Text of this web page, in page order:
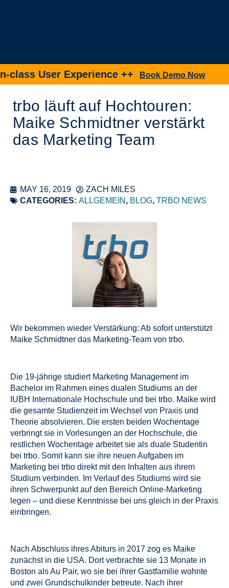
User Experience ++ Book Demo Now
trbo läuft auf Hochtouren:
Maike Schmidtner verstärkt
das Marketing Team
MAY 16, 2019
ZACH MILES
CATEGORIES: ALLGEMEIN , BLOG, TRBO NEWS
Wir bekommen wieder Verstärkung: Ab sofort unterstützt
Maike Schmidtner das Marketing-Team von trbo.
Die 19-jährige studiert Marketing Management im
Bachelor im Rahmen eines dualen Studiums an der
IUBH Internationale Hochschule und bei trbo. Maike wird
die gesamte Studienzeit im Wechsel von Praxis und
Theorie absolvieren. Die ersten beiden Wochentage
verbringt sie in Vorlesungen an der Hochschule, die
restlichen Wochentage arbeitet sie als duale Studentin
bei trbo. Somit kann sie ihre neuen Aufgaben im
Marketing bei trbo direkt mit den Inhalten aus ihrem
Studium verbinden. Im Verlauf des Studiums wird sie
ihren Schwerpunkt auf den Bereich Online-Marketing
legen – und diese Kenntnisse bei uns gleich in der Praxis
einbringen.
Nach Abschluss ihres Abiturs in 2017 zog es Maike
zunächst in die USA. Dort verbrachte sie 13 Monate in
Boston als Au Pair, wo sie bei ihrer Gastfamilie wohnte
und zwei Grundschulkinder betreute. Nach ihrer